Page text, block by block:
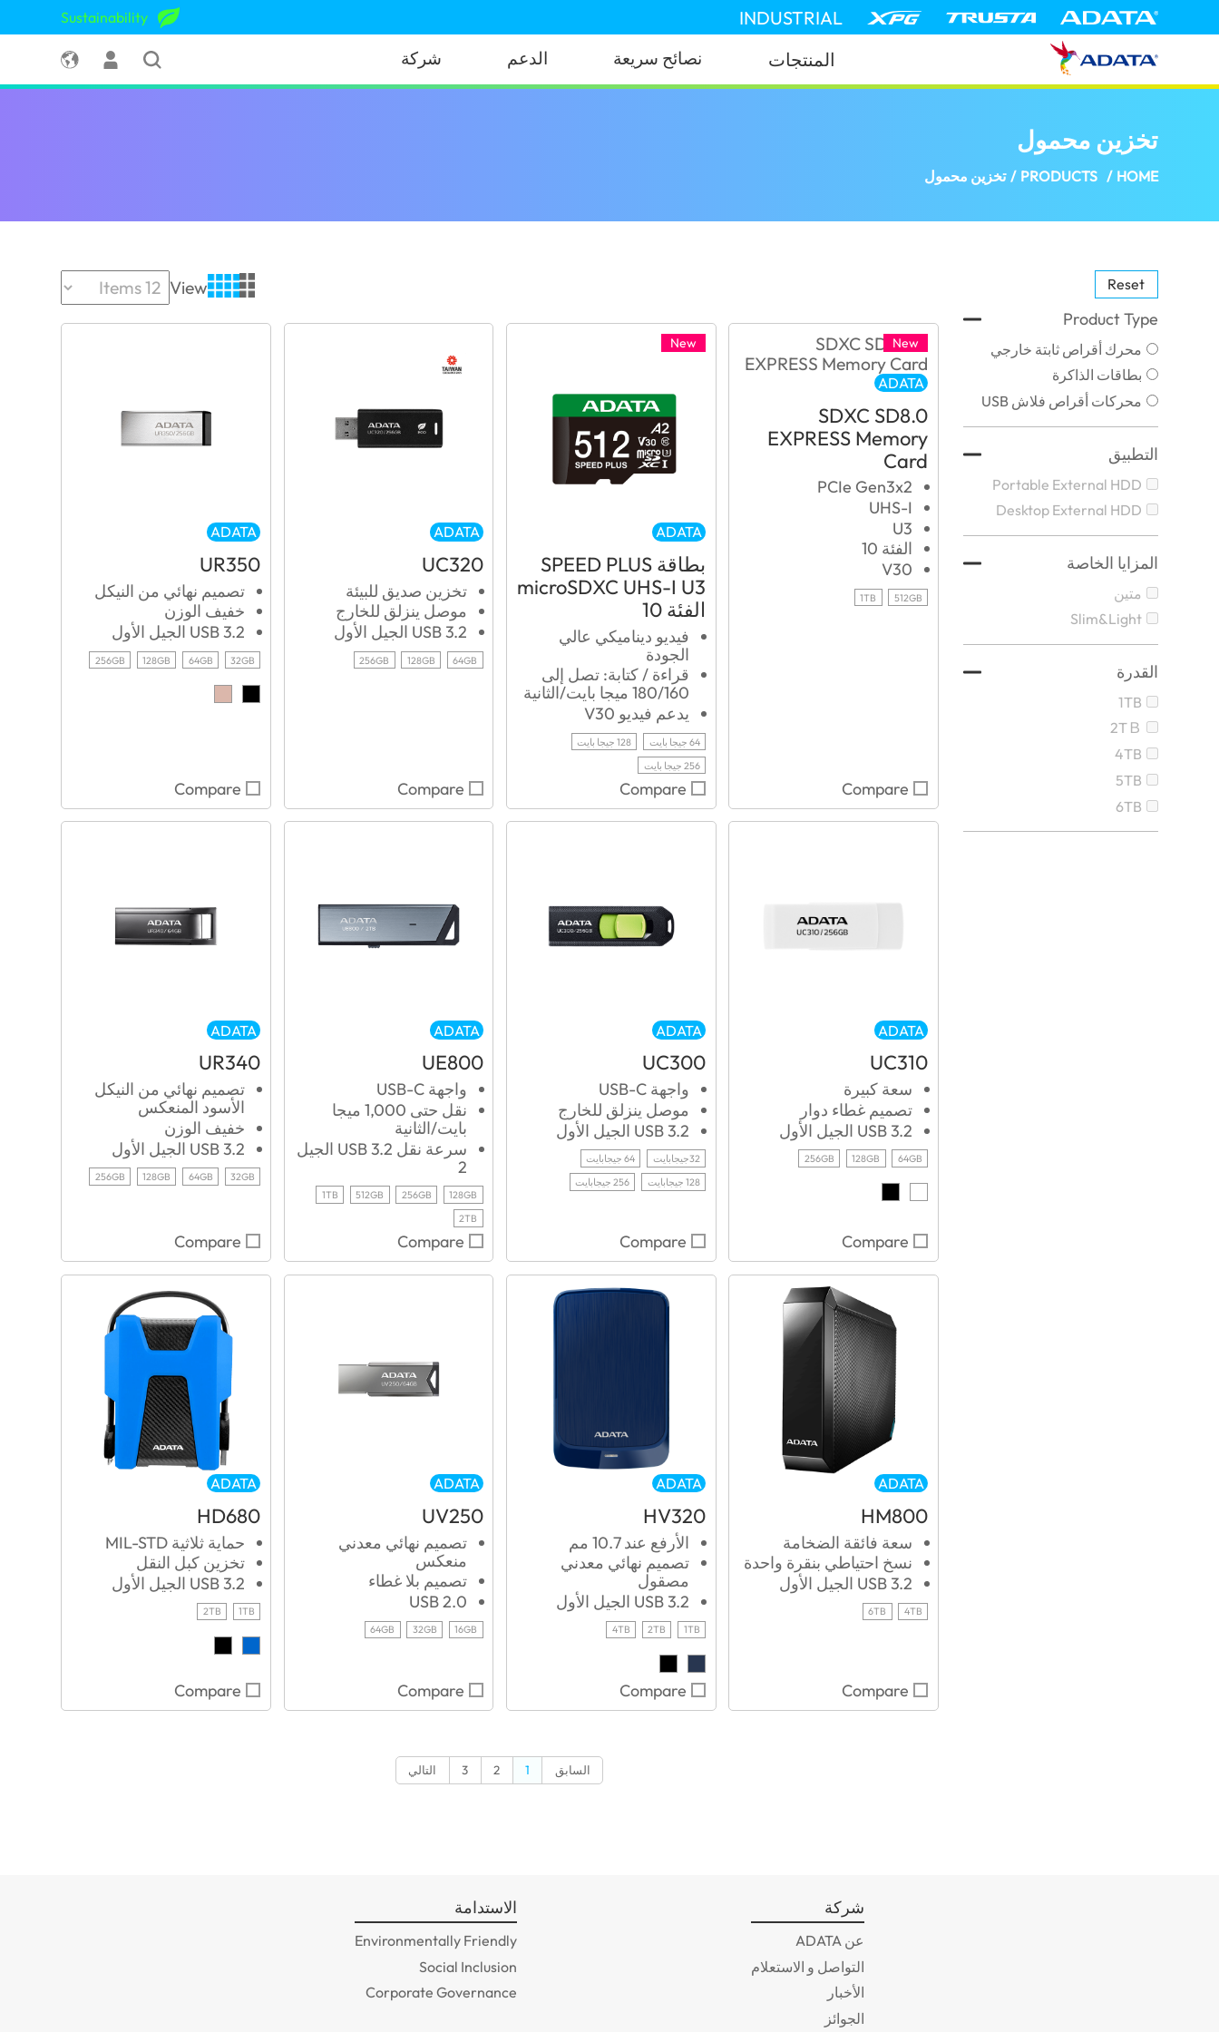
INDUSTRIAL
Sustainability
المنتجات نصائح سريعة الدعم شركة
تخزين محمول
HOME
/
PRODUCTS
/ تخزين محمول
Reset
Product Type
محرك أقراص ثابتة خارجي
بطاقات الذاكرة
محركات أقراص فلاش USB
التطبيق
Portable External HDD
Desktop External HDD
المزايا الخاصة
متين
Slim&Light
القدرة
1TB
2TＢ
4TB
5TB
6TB
View
New
ADATA
SDXC SD8.0
EXPRESS Memory
Card
PCIe Gen3x2
UHS-I
U3
الفئة 10
V30
512GB
1TB
Compare
New
ADATA
بطاقة SPEED PLUS
microSDXC UHS-I U3
الفئة 10
فيديو ديناميكي عالي
الجودة
قراءة / كتابة: تصل إلى
180/160 ميجا بايت/الثانية
يدعم فيديو V30
64 جيجا بايت
128 جيجا بايت
256 جيجا بايت
Compare
ADATA
UC320
تخزين صديق للبيئة
موصل ينزلق للخارج
USB 3.2 الجيل الأول
64GB
128GB
256GB
Compare
ADATA
UR350
تصميم نهائي من النيكل
خفيف الوزن
USB 3.2 الجيل الأول
32GB
64GB
128GB
256GB
Compare
ADATA
UC310
سعة كبيرة
تصميم غطاء دوار
USB 3.2 الجيل الأول
64GB
128GB
256GB
Compare
ADATA
UC300
واجهة USB-C
موصل ينزلق للخارج
USB 3.2 الجيل الأول
32جيجابايت
64 جيجابايت
128 جيجابايت
256 جيجابايت
Compare
ADATA
UE800
واجهة USB-C
نقل حتى 1,000 ميجا
بايت/الثانية
سرعة نقل USB 3.2 الجيل
2
128GB
256GB
512GB
1TB
2TB
Compare
ADATA
UR340
تصميم نهائي من النيكل
الأسود المنعكس
خفيف الوزن
USB 3.2 الجيل الأول
32GB
64GB
128GB
256GB
Compare
ADATA
HM800
سعة فائقة الضخامة
نسخ احتياطي بنقرة واحدة
USB 3.2 الجيل الأول
4TB
6TB
Compare
ADATA
HV320
الأرفع عند 10.7 مم
تصميم نهائي معدني
مصقول
USB 3.2 الجيل الأول
1TB
2TB
4TB
Compare
ADATA
UV250
تصميم نهائي معدني
منعكس
تصميم بلا غطاء
USB 2.0
16GB
32GB
64GB
Compare
ADATA
HD680
حماية ثلاثية MIL-STD
تخزين كبل النقل
USB 3.2 الجيل الأول
1TB
2TB
Compare
السابق 1
2
3 التالي
شركة
عن ADATA
التواصل و الاستعلام
الأخبار
الجوائز
الاستدامة
Environmentally Friendly
Social Inclusion
Corporate Governance